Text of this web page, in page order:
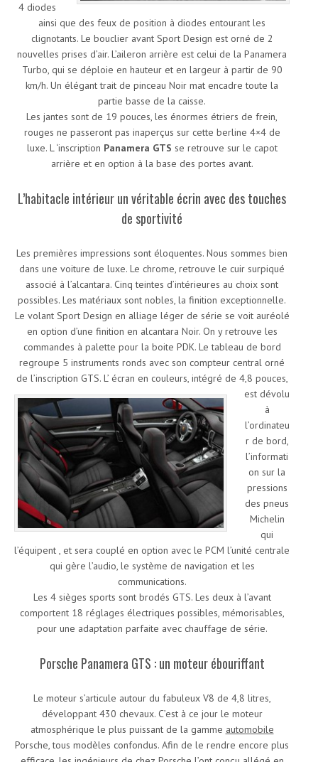
4 diodes
ainsi que des feux de position à diodes entourant les
clignotants. Le bouclier avant Sport Design est orné de 2
nouvelles prises d’air. L’aileron arrière est celui de la Panamera
Turbo, qui se déploie en hauteur et en largeur à partir de 90
km/h. Un élégant trait de pinceau Noir mat encadre toute la
partie basse de la caisse.
Les jantes sont de 19 pouces, les énormes étriers de frein,
rouges ne passeront pas inaperçus sur cette berline 4×4 de
luxe. L ‘inscription Panamera GTS se retrouve sur le capot
arrière et en option à la base des portes avant.
L’habitacle intérieur un véritable écrin avec des touches
de sportivité
Les premières impressions sont éloquentes. Nous sommes bien
dans une voiture de luxe. Le chrome, retrouve le cuir surpiqué
associé à l’alcantara. Cinq teintes d’intérieures au choix sont
possibles. Les matériaux sont nobles, la finition exceptionnelle.
Le volant Sport Design en alliage léger de série se voit auréolé
en option d’une finition en alcantara Noir. On y retrouve les
commandes à palette pour la boite PDK. Le tableau de bord
regroupe 5 instruments ronds avec son compteur central orné
de l’inscription GTS. L’ écran en couleurs, intégré de 4,8 pouces,
est dévolu
à
l’ordinateu
r de bord,
l’informati
on sur la
pressions
des pneus
Michelin
qui
l’équipent , et sera couplé en option avec le PCM l’unité centrale
qui gère l’audio, le système de navigation et les
communications.
Les 4 sièges sports sont brodés GTS. Les deux à l’avant
comportent 18 réglages électriques possibles, mémorisables,
pour une adaptation parfaite avec chauffage de série.
Porsche Panamera GTS : un moteur ébouriffant
Le moteur s’articule autour du fabuleux V8 de 4,8 litres,
développant 430 chevaux. C’est à ce jour le moteur
atmosphérique le plus puissant de la gamme automobile
Porsche, tous modèles confondus. Afin de le rendre encore plus